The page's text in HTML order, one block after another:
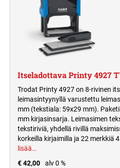
Itseladottava Printy 4927
Trodat Printy 4927 on 8-rivinen
leimasintyynyllä varustettu
mm (tekstiala: 59x29 mm).
mm kirjasinsarja. Leimasimen
tekstiriviä, yhdellä rivillä
korkeilla kirjaimilla ja 22 merkkiä
lisää…
€ 42,00
alv 0 %